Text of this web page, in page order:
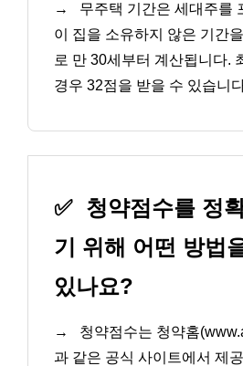
→
무주택 기간은 세대주를
이 집을 소유하지 않은 기간
로 만 30세부터 계산됩니다.
경우 32점을 받을 수 있습니
✅ 청약점수를 정
기 위해 어떤 방법
있나요?
→
청약점수는 청약홈
과 같은 공식 사이트에서 제